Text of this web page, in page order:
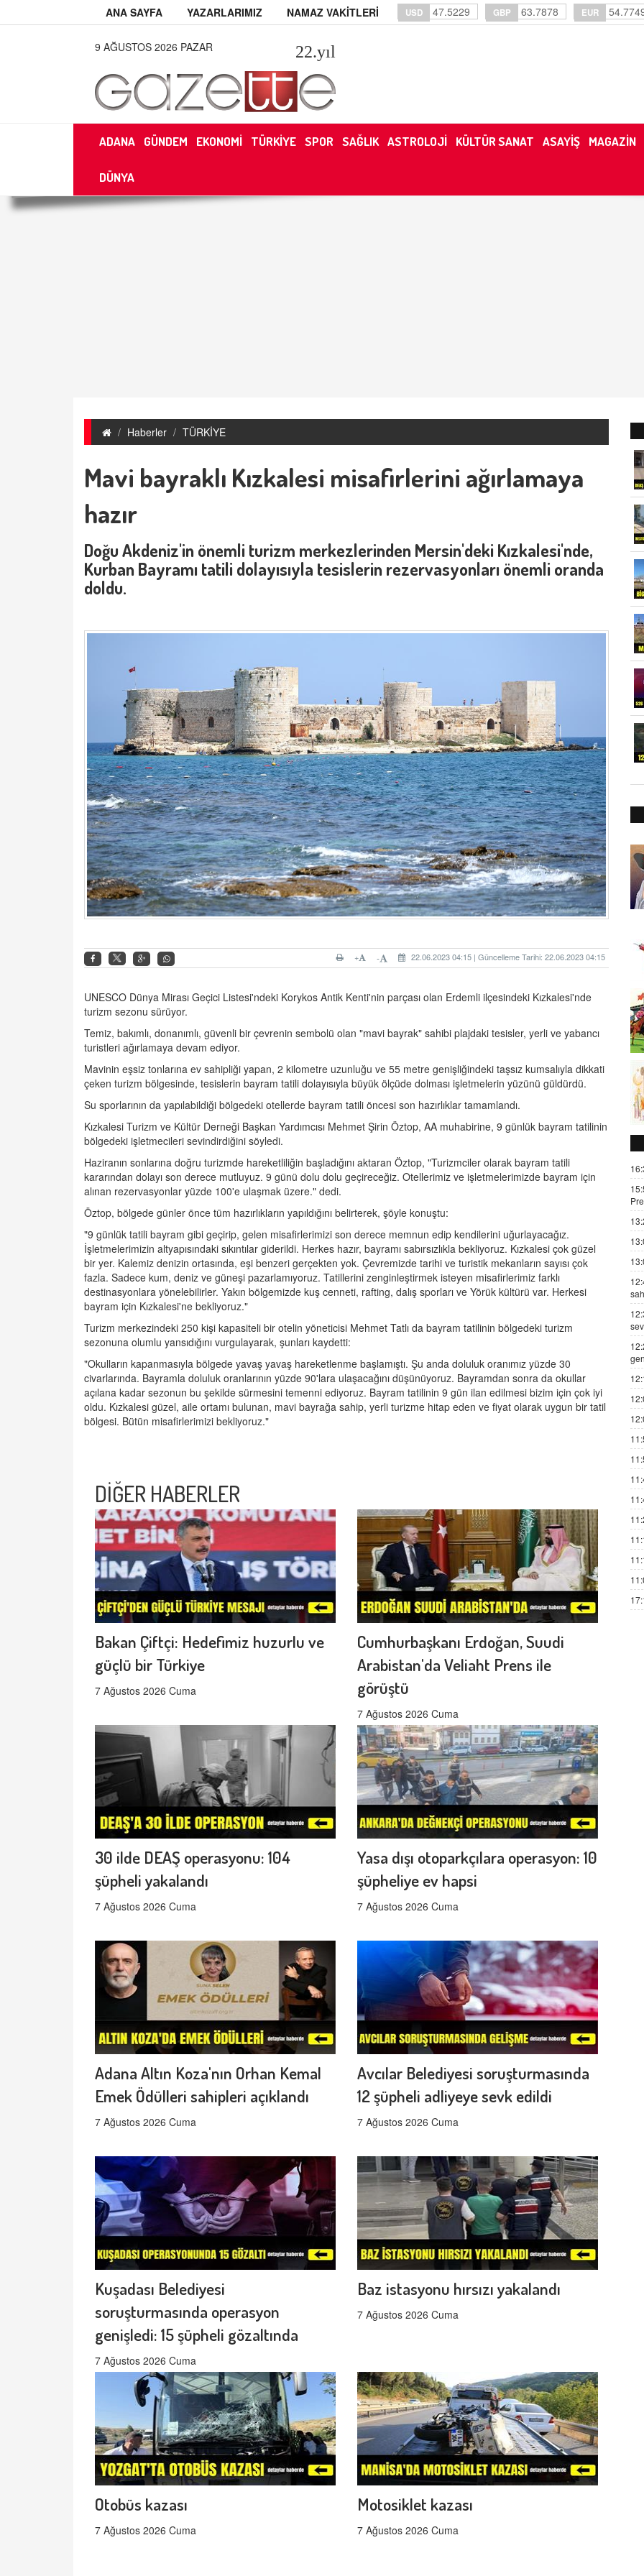
ANA SAYFA YAZARLARIMIZ NAMAZ VAKİTLERİ USD 47.5229 GBP 63.7878 EUR
9 AĞUSTOS 2026 PAZAR 22.yıl
ADANA GÜNDEM EKONOMİ TÜRKİYE SPOR SAĞLIK ASTROLOJİ KÜLTÜR SANAT ASAYİŞ MAGAZİN
DÜNYA
Haberler TÜRKİYE
Mavi bayraklı Kızkalesi misafirlerini ağırlamaya
hazır
Doğu Akdeniz'in önemli turizm merkezlerinden Mersin'deki Kızkalesi'nde,
Kurban Bayramı tatili dolayısıyla tesislerin rezervasyonları önemli oranda
doldu.
22.06.2023 04:15 | Güncelleme Tarihi: 22.06.2023 04:15
-
+
UNESCO Dünya Mirası Geçici Listesi'ndeki Korykos Antik Kenti'nin parçası olan Erdemli ilçesindeki Kızkalesi'nde
turizm sezonu sürüyor.
Temiz, bakımlı, donanımlı, güvenli bir çevrenin sembolü olan "mavi bayrak" sahibi plajdaki tesisler, yerli ve yabancı
turistleri ağırlamaya devam ediyor.
Mavinin eşsiz tonlarına ev sahipliği yapan, 2 kilometre uzunluğu ve 55 metre genişliğindeki taşsız kumsalıyla dikkati
çeken turizm bölgesinde, tesislerin bayram tatili dolayısıyla büyük ölçüde dolması işletmelerin yüzünü güldürdü.
Su sporlarının da yapılabildiği bölgedeki otellerde bayram tatili öncesi son hazırlıklar tamamlandı.
Kızkalesi Turizm ve Kültür Derneği Başkan Yardımcısı Mehmet Şirin Öztop, AA muhabirine, 9 günlük bayram tatilinin
bölgedeki işletmecileri sevindirdiğini söyledi.
Haziranın sonlarına doğru turizmde hareketliliğin başladığını aktaran Öztop, "Turizmciler olarak bayram tatili
kararından dolayı son derece mutluyuz. 9 günü dolu dolu geçireceğiz. Otellerimiz ve işletmelerimizde bayram için
alınan rezervasyonlar yüzde 100'e ulaşmak üzere." dedi.
Öztop, bölgede günler önce tüm hazırlıkların yapıldığını belirterek, şöyle konuştu:
"9 günlük tatili bayram gibi geçirip, gelen misafirlerimizi son derece memnun edip kendilerini uğurlayacağız.
İşletmelerimizin altyapısındaki sıkıntılar giderildi. Herkes hazır, bayramı sabırsızlıkla bekliyoruz. Kızkalesi çok güzel
bir yer. Kalemiz denizin ortasında, eşi benzeri gerçekten yok. Çevremizde tarihi ve turistik mekanların sayısı çok
fazla. Sadece kum, deniz ve güneşi pazarlamıyoruz. Tatillerini zenginleştirmek isteyen misafirlerimiz farklı
destinasyonlara yönelebilirler. Yakın bölgemizde kuş cenneti, rafting, dalış sporları ve Yörük kültürü var. Herkesi
bayram için Kızkalesi'ne bekliyoruz."
Turizm merkezindeki 250 kişi kapasiteli bir otelin yöneticisi Mehmet Tatlı da bayram tatilinin bölgedeki turizm
sezonuna olumlu yansıdığını vurgulayarak, şunları kaydetti:
"Okulların kapanmasıyla bölgede yavaş yavaş hareketlenme başlamıştı. Şu anda doluluk oranımız yüzde 30
civarlarında. Bayramla doluluk oranlarının yüzde 90'lara ulaşacağını düşünüyoruz. Bayramdan sonra da okullar
açılana kadar sezonun bu şekilde sürmesini temenni ediyoruz. Bayram tatilinin 9 gün ilan edilmesi bizim için çok iyi
oldu. Kızkalesi güzel, aile ortamı bulunan, mavi bayrağa sahip, yerli turizme hitap eden ve fiyat olarak uygun bir tatil
bölgesi. Bütün misafirlerimizi bekliyoruz."
DİĞER HABERLER
Bakan Çiftçi: Hedefimiz huzurlu ve
güçlü bir Türkiye
7 Ağustos 2026 Cuma
Cumhurbaşkanı Erdoğan, Suudi
Arabistan'da Veliaht Prens ile
görüştü
7 Ağustos 2026 Cuma
30 ilde DEAŞ operasyonu: 104
şüpheli yakalandı
7 Ağustos 2026 Cuma
Yasa dışı otoparkçılara operasyon: 10
şüpheliye ev hapsi
7 Ağustos 2026 Cuma
Adana Altın Koza'nın Orhan Kemal
Emek Ödülleri sahipleri açıklandı
7 Ağustos 2026 Cuma
Avcılar Belediyesi soruşturmasında
12 şüpheli adliyeye sevk edildi
7 Ağustos 2026 Cuma
Kuşadası Belediyesi
soruşturmasında operasyon
genişledi: 15 şüpheli gözaltında
7 Ağustos 2026 Cuma
Baz istasyonu hırsızı yakalandı
7 Ağustos 2026 Cuma
Otobüs kazası
7 Ağustos 2026 Cuma
Motosiklet kazası
7 Ağustos 2026 Cuma